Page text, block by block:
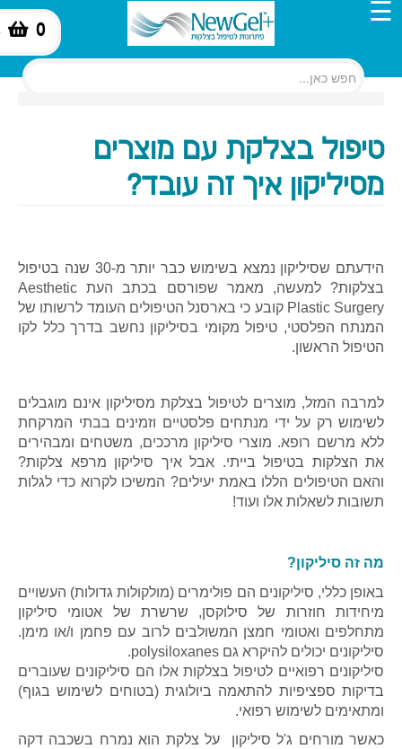
0
☰
טיפול בצלקת עם מוצרים
מסיליקון איך זה עובד?
הידעתם שסיליקון נמצא בשימוש כבר יותר מ-30 שנה בטיפול
בצלקות? למעשה, מאמר שפורסם בכתב העת Aesthetic
Plastic Surgery קובע כי בארסנל הטיפולים העומד לרשותו של
המנתח הפלסטי, טיפול מקומי בסיליקון נחשב בדרך כלל לקו
הטיפול הראשון.
למרבה המזל, מוצרים לטיפול בצלקת מסיליקון אינם מוגבלים
לשימוש רק על ידי מנתחים פלסטיים וזמינים בבתי המרקחת
ללא מרשם רופא. מוצרי סיליקון מרככים, משטחים ומבהירים
את הצלקות בטיפול בייתי. אבל איך סיליקון מרפא צלקות?
והאם הטיפולים הללו באמת יעילים? המשיכו לקרוא כדי לגלות
תשובות לשאלות אלו ועוד!
מה זה סיליקון?
באופן כללי, סיליקונים הם פולימרים (מולקולות גדולות) העשויים
מיחידות חוזרות של סילוקסן, שרשרת של אטומי סיליקון
מתחלפים ואטומי חמצן המשולבים לרוב עם פחמן ו/או מימן.
סיליקונים יכולים להיקרא גם polysiloxanes.
סיליקונים רפואיים לטיפול בצלקות אלו הם סיליקונים שעוברים
בדיקות ספציפיות להתאמה ביולוגית (בטוחים לשימוש בגוף)
ומתאימים לשימוש רפואי.
כאשר מורחים ג'ל סיליקון על צלקת הוא נמרח בשכבה דקה